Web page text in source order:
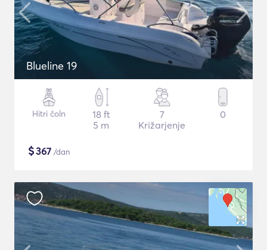
Blueline 19
Hitri čoln
18 ft
5 m
7
Križarjenje
0
$367 /dan